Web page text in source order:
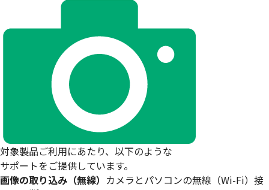
対象製品ご利用にあたり、以下のような
サポートをご提供しています。
画像の取り込み（無線） カメラとパソコンの無線（Wi-Fi）接